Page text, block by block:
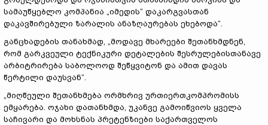
სამაუწყებლო კომპანია „იმედის“ დაკარგვასთან
დაკავშირებული ზარალის ანაზღაურებას ეხებოდა“.
განცხადების თანახმად, „მოდავე მხარეები შეთანხმდნენ,
რომ გარკვეული ტექნიკური დეტალების შესრულებისთანავე
არბიტრირება საბოლოოდ შეწყვიტონ და ამით დავას
წერტილი დაუსვან“.
„მიღწეული შეთანხმება ორმხრივ ურთიერთკომპრომისს
ემყარება. ოჯახი დათანხმდა, უკანვე გამოიწვიოს ყველა
საჩივარი და მოხსნას პრეტენზიები საქართველოს